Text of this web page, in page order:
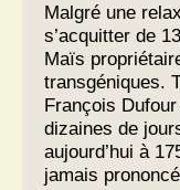
Malgré une
s’acquitter de
Maïs
transgéniques.
François
dizaines de
aujourd’hui à
jamais